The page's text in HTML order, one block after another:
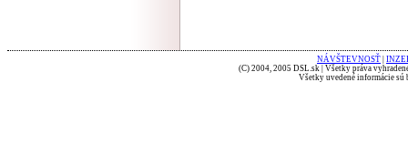
NÁVŠTEVNOSŤ
(C) 2004, 2005 DSL.sk | Všetky práva
Všetky uvedené informácie sú